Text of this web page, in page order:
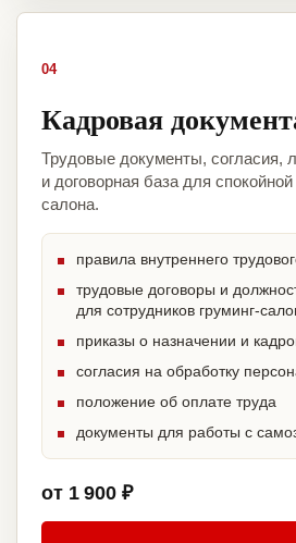
04
Кадровая
Трудовые документы, согласия,
и договорная база для
салона.
правила внутреннего
трудовые договоры и
для сотрудников груминг-
приказы о назначении и
согласия на обработку
положение об оплате труда
документы для работы с
от 1 900 ₽